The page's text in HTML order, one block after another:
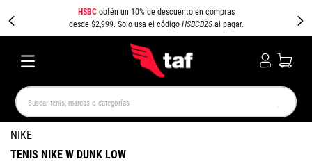
HSBCobtén un 10% de descuento en compras
desde $2,999. Solo usa el código HSBCB2Sal pagar.
Buscar tenis, marcas o categorías
NIKE
TENIS NIKE W DUNK LOW
TÉRMINOS MÁS BUSCADOS
NEW BALANCE SAMBA